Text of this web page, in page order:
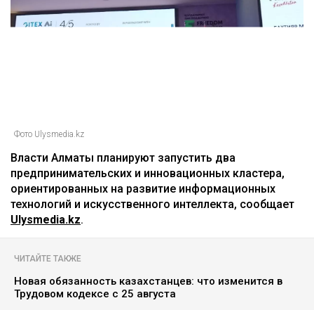
Фото Ulysmedia.kz
Власти Алматы планируют запустить два
предпринимательских и инновационных кластера,
ориентированных на развитие информационных
технологий и искусственного интеллекта, сообщает
Ulysmedia.kz.
ЧИТАЙТЕ ТАКЖЕ
Новая обязанность казахстанцев: что изменится в
Трудовом кодексе с 25 августа